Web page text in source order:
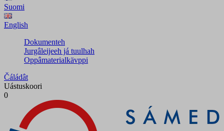
Suomi
English
Dokumenteh
Jurgâleijeeh já tuulhah
Oppâmaterialkävppi
Čáládât
Uástuskoori
0